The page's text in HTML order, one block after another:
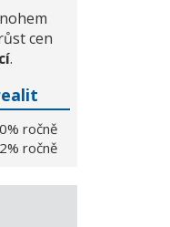
cen
.
ročně
ročně